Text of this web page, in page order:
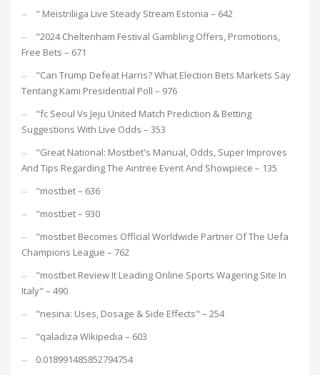
"️ Meistriliiga Live Steady Stream Estonia – 642
"2024 Cheltenham Festival Gambling Offers, Promotions,
Free Bets – 671
"Can Trump Defeat Harris? What Election Bets Markets Say
Tentang Kami Presidential Poll – 976
"fc Seoul Vs Jeju United Match Prediction & Betting
Suggestions With Live Odds – 353
"Great National: Mostbet's Manual, Odds, Super Improves
And Tips Regarding The Aintree Event And Showpiece – 135
"mostbet – 636
"mostbet – 930
"mostbet Becomes Official Worldwide Partner Of The Uefa
Champions League – 762
"mostbet Review It Leading Online Sports Wagering Site In
Italy" – 490
"nesina: Uses, Dosage & Side Effects" – 254
"qaladiza Wikipedia – 603
0.018991485852794754